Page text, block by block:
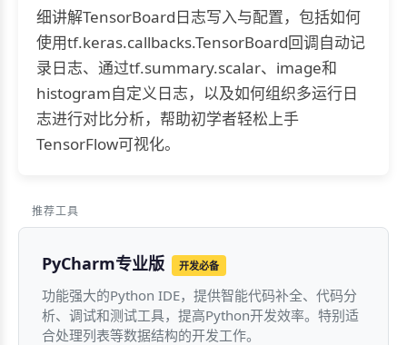
细讲解TensorBoard日志写入与配置，包括如何
使用tf.keras.callbacks.TensorBoard回调自动记
录日志、通过tf.summary.scalar、image和
histogram自定义日志，以及如何组织多运行日
志进行对比分析，帮助初学者轻松上手
TensorFlow可视化。
推荐工具
PyCharm专业版 开发必备
功能强大的Python IDE，提供智能代码补全、代码分
析、调试和测试工具，提高Python开发效率。特别适
合处理列表等数据结构的开发工作。